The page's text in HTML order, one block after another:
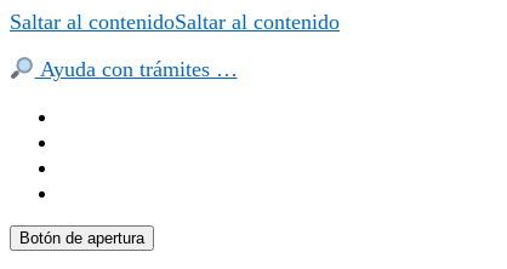
Saltar al contenidoSaltar al contenido
Ayuda con trámites …
Botón de apertura